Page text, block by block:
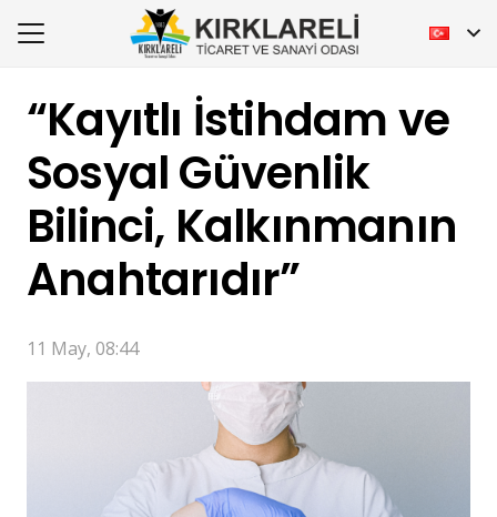
“Kayıtlı İstihdam ve
Sosyal Güvenlik
Bilinci, Kalkınmanın
Anahtarıdır”
11 May, 08:44